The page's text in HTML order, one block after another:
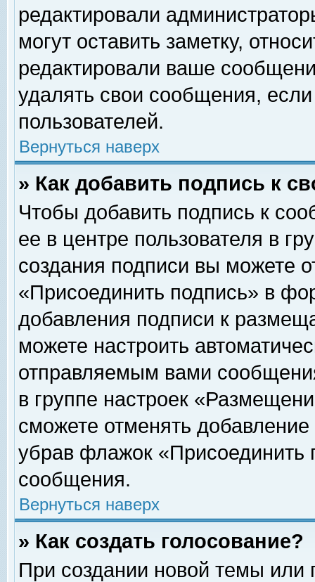
редактировали
могут оставить заметку,
редактировали ваше
удалять свои сообщения,
пользователей.
Вернуться наверх
» Как добавить подпись к
Чтобы добавить подпись к
ее в центре пользователя в
создания подписи вы можете
«Присоединить подпись» в
добавления подписи к
можете настроить
отправляемым вами
в группе настроек
сможете отменять
убрав флажок «Присоединить
сообщения.
Вернуться наверх
» Как создать голосование?
При создании новой темы или